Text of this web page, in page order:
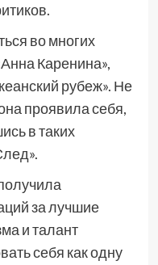
во многих
Каренина»,
рубеж». Не
проявила себя,
в таких
за лучшие
и талант
себя как одну